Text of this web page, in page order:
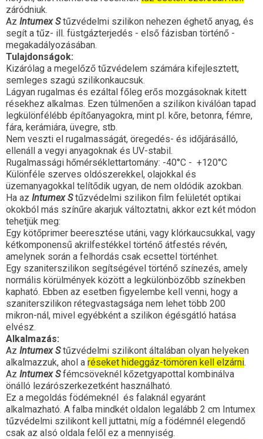
záródniuk.
Az Intumex S tűzvédelmi szilikon nehezen éghető anyag, és
segít a tűz- ill. füstgázterjedés - első fázisban történő -
megakadályozásában.
Tulajdonságok:
Kizárólag a megelőző tűzvédelem számára kifejlesztett,
semleges szagú szilikonkaucsuk.
Lágyan rugalmas és ezáltal főleg erős mozgásoknak kitett
résekhez alkalmas. Ezen túlmenően a szilikon kiválóan tapad
legkülönfélébb építőanyagokra, mint pl. kőre, betonra, fémre,
fára, kerámiára, üvegre, stb.
Nem veszti el rugalmasságát, öregedés- és időjárásálló,
ellenáll a vegyi anyagoknak és UV-stabil.
Rugalmassági hőmérséklettartomány: -40°C - +120°C
Különféle szerves oldószerekkel, olajokkal és
üzemanyagokkal telítődik ugyan, de nem oldódik azokban.
Ha az Intumex Stűzvédelmi szilikon film felületét optikai
okokból más színűre akarjuk változtatni, akkor ezt két módon
tehetjük meg:
Egy kötőprimer beeresztése utáni, vagy klórkaucsukkal, vagy
kétkomponensű akrilfestékkel történő átfestés révén,
amelynek során a felhordás csak ecsettel történhet.
Egy szaniterszilikon segítségével történő színezés, amely
normális körülmények között a legkülönbözőbb színekben
kapható. Ebben az esetben figyelembe kell venni, hogy a
szaniterszilikon rétegvastagsága nem lehet több 200
mikron-nál, mivel egyébként a szilikon égésgátló hatása
elvész.
Alkalmazás:
Az Intumex Stűzvédelmi szilikont általában olyan helyeken
alkalmazzuk, ahol a réseket hideggáz-tömören kell elzárni.
Az Intumex S fémcsöveknél kőzetgyapottal kombinálva
önálló lezárószerkezetként használható.
Ez a megoldás födémeknél és falaknál egyaránt
alkalmazható. A falba mindkét oldalon legalább 2 cm Intumex
tűzvédelmi szilikont kell juttatni, míg a födémnél elegendő
csak az alsó oldala felől ez a mennyiség.